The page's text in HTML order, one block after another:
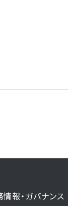
報・ガバナンス